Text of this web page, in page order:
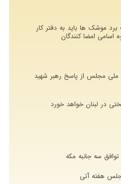
برد موشک ها باید به دفتر کار
اسامی امضا کنندگان
مجلس از پاسخ رهبر شهید
در لبنان خواهد خورد
سه جانبه مکه
هفته آتی